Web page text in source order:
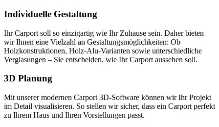
Individuelle Gestaltung
Ihr Carport soll so einzigartig wie Ihr Zuhause sein. Daher bieten
wir Ihnen eine Vielzahl an Gestaltungsmöglichkeiten: Ob
Holzkonstruktionen, Holz-Alu-Varianten sowie unterschiedliche
Verglasungen – Sie entscheiden, wie Ihr Carport aussehen soll.
3D Planung
Mit unserer modernen Carport 3D-Software können wir Ihr Projekt
im Detail visualisieren. So stellen wir sicher, dass ein Carport perfekt
zu Ihrem Haus und Ihren Vorstellungen passt.